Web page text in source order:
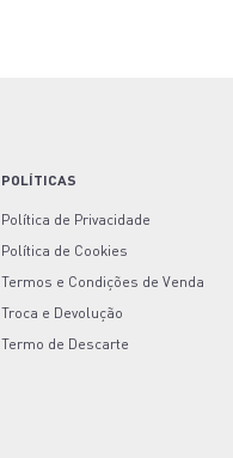
POLÍTICAS
Política de Privacidade
Política de Cookies
Termos e Condições de Venda
Troca e Devolução
Termo de Descarte